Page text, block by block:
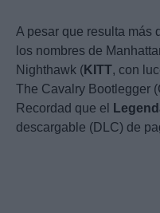
A pesar que resulta más
los nombres de
Nighthawk (KITT, con
The Cavalry Bootlegger
Recordad que el
descargable (DLC) de